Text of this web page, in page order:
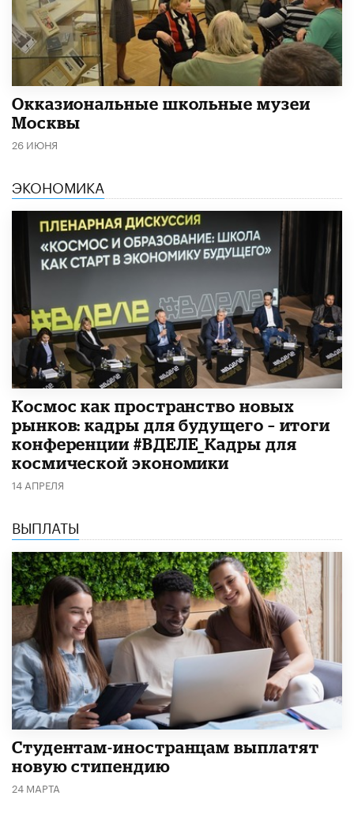
​Окказиональные школьные музеи
Москвы
26 ИЮНЯ
ЭКОНОМИКА
Космос как пространство новых
рынков: кадры для будущего – итоги
конференции #ВДЕЛЕ_Кадры для
космической экономики
14 АПРЕЛЯ
ВЫПЛАТЫ
Студентам-иностранцам выплатят
новую стипендию
24 МАРТА